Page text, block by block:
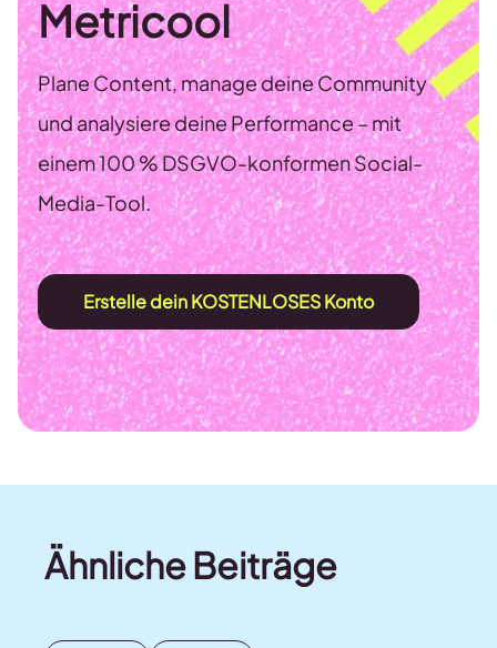
Metricool
Plane Content, manage deine Community
und analysiere deine Performance – mit
einem 100 % DSGVO-konformen Social-
Media-Tool.
Erstelle dein KOSTENLOSES Konto
Ähnliche Beiträge